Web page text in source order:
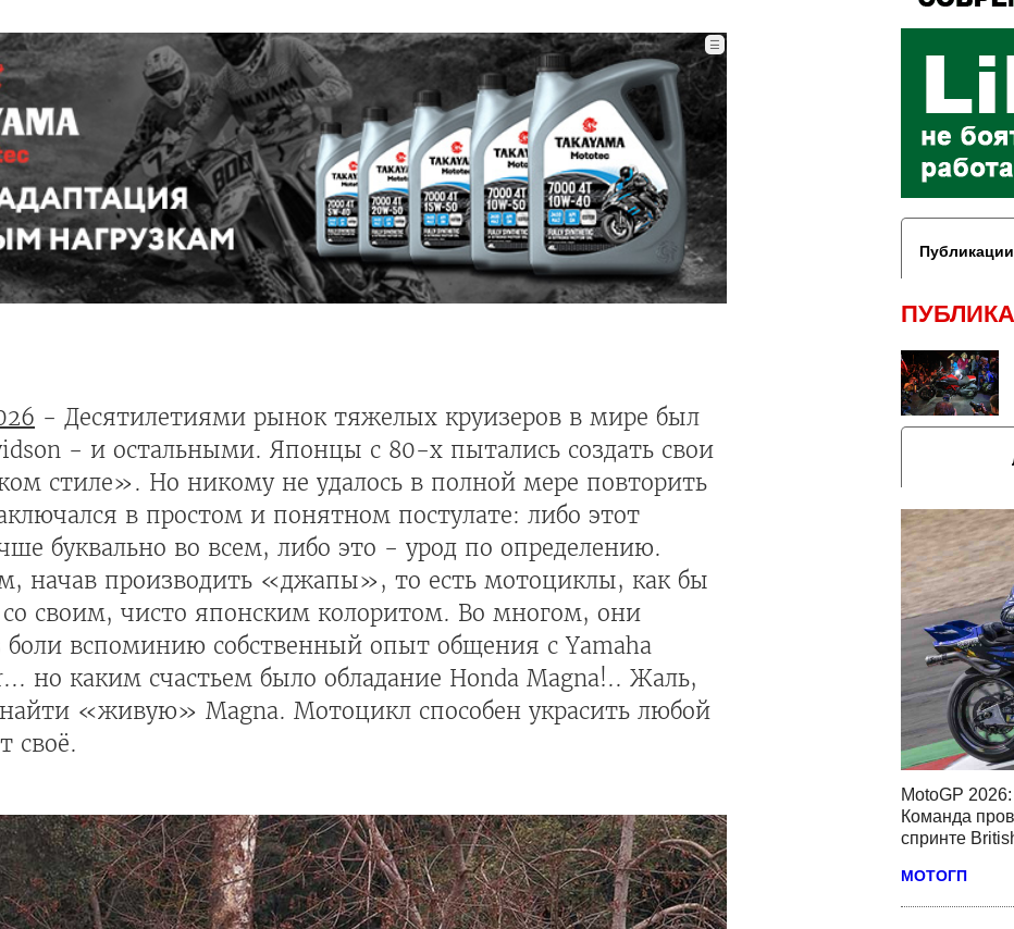
MotoGP
Команда
спринте
МОТОГП
☰
- Десятилетиями рынок тяжелых круизеров в мире был
- и остальными. Японцы с 80-х пытались создать свои
стиле». Но никому не удалось в полной мере повторить
в простом и понятном постулате: либо этот
буквально во всем, либо это - урод по определению.
начав производить «джапы», то есть мотоциклы, как бы
своим, чисто японским колоритом. Во многом, они
боли вспоминию собственный опыт общения с Yamaha
но каким счастьем было обладание Honda Magna!.. Жаль,
найти «живую» Magna. Мотоцикл способен украсить любой
своё.